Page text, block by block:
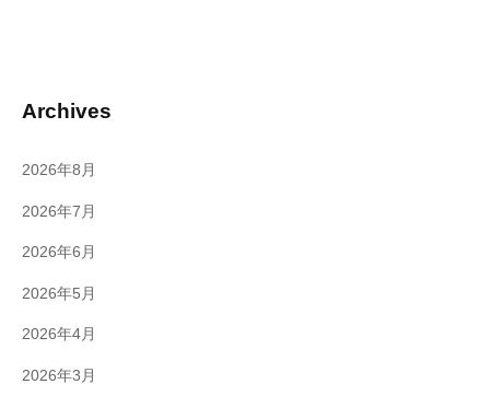
Archives
2026年8月
2026年7月
2026年6月
2026年5月
2026年4月
2026年3月